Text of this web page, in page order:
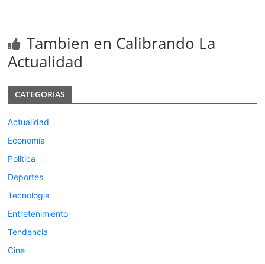
Tambien en Calibrando La
Actualidad
CATEGORIAS
Actualidad
Economía
Politica
Deportes
Tecnologia
Entretenimiento
Tendencia
Cine